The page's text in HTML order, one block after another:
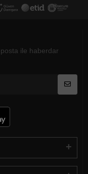
ile haberdar